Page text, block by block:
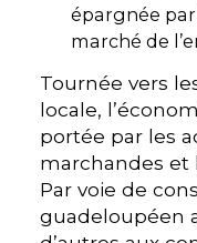
épargnée par
marché de
Tournée vers
locale,
portée par les
marchandes et
Par voie de
guadeloupéen